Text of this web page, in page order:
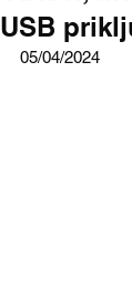
USB
05/04/2024